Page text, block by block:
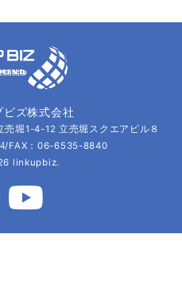
ビズ株式会社
堀1-4-12 立売堀スクエアビル８
/FAX：06-6535-8840
linkupbiz.